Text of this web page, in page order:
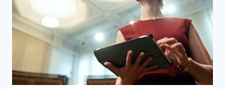
ス
ポ
ー
で
る